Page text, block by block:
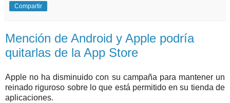
Compartir
Mención de Android y Apple podría
quitarlas de la App Store
Apple no ha disminuido con su campaña para mantener un
reinado riguroso sobre lo que está permitido en su tienda de
aplicaciones.